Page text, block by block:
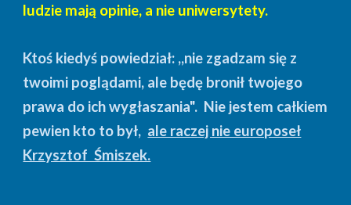
ludzie mają opinie, a nie uniwersytety.
Ktoś kiedyś powiedział: ,,nie zgadzam się z
twoimi poglądami, ale będę bronił twojego
prawa do ich wygłaszania". Nie jestem całkiem
pewien kto to był, ale raczej nie europoseł
Krzysztof Śmiszek.